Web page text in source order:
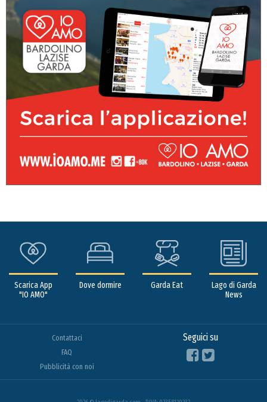
Scarica App
"IO AMO"
Dove dormire Garda Eat
Lago di Garda
News
Contattaci
FAQ
Pubblicità con noi
Seguici su